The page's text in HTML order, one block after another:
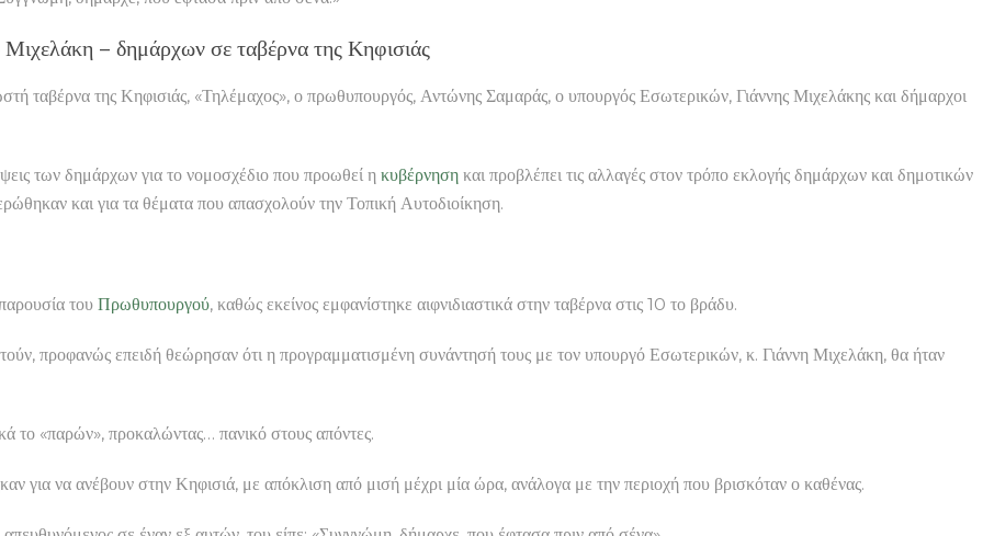
Μιχελάκη – δημάρχων σε ταβέρνα της Κηφισιάς
ταβέρνα της Κηφισιάς, «Τηλέμαχος», ο πρωθυπουργός, Αντώνης Σαμαράς, ο υπουργός Εσωτερικών, Γιάννης Μιχελάκης και δήμαρχοι
των δημάρχων για το νομοσχέδιο που προωθεί η κυβέρνηση και προβλέπει τις αλλαγές στον τρόπο εκλογής δημάρχων και δημοτικών
και για τα θέματα που απασχολούν την Τοπική Αυτοδιοίκηση.
του Πρωθυπουργού, καθώς εκείνος εμφανίστηκε αιφνιδιαστικά στην ταβέρνα στις 10 το βράδυ.
προφανώς επειδή θεώρησαν ότι η προγραμματισμένη συνάντησή τους με τον υπουργό Εσωτερικών, κ. Γιάννη Μιχελάκη, θα ήταν
το «παρών», προκαλώντας… πανικό στους απόντες.
για να ανέβουν στην Κηφισιά, με απόκλιση από μισή μέχρι μία ώρα, ανάλογα με την περιοχή που βρισκόταν ο καθένας.